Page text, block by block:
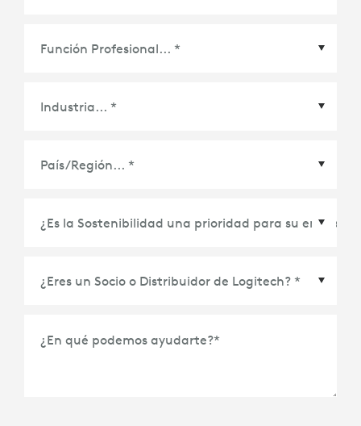
¿En qué podemos ayudarte?*